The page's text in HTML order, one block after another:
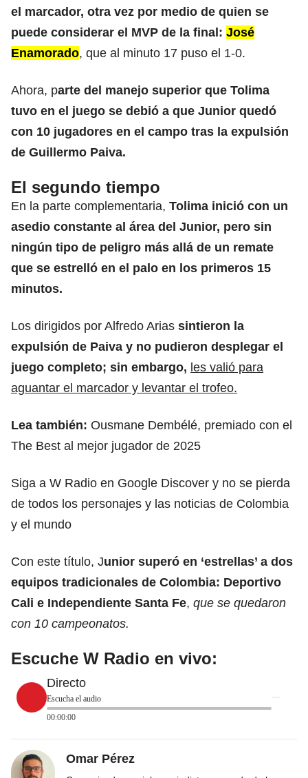
el marcador, otra vez por medio de quien se
puede considerar el MVP de la final: José
Enamorado, que al minuto 17 puso el 1-0.
Ahora, parte del manejo superior que Tolima
tuvo en el juego se debió a que Junior quedó
con 10 jugadores en el campo tras la expulsión
de Guillermo Paiva.
El segundo tiempo
En la parte complementaria, Tolima inició con un
asedio constante al área del Junior, pero sin
ningún tipo de peligro más allá de un remate
que se estrelló en el palo en los primeros 15
minutos.
Los dirigidos por Alfredo Arias sintieron la
expulsión de Paiva y no pudieron desplegar el
juego completo; sin embargo, les valió para
aguantar el marcador y levantar el trofeo.
Lea también: Ousmane Dembélé, premiado con el
The Best al mejor jugador de 2025
Siga a W Radio en Google Discover y no se pierda
de todos los personajes y las noticias de Colombia
y el mundo
Con este título, Junior superó en ‘estrellas’ a dos
equipos tradicionales de Colombia: Deportivo
Cali e Independiente Santa Fe, que se quedaron
con 10 campeonatos.
Escuche W Radio en vivo:
Directo
Escucha el audio
00:00:00
Omar Pérez